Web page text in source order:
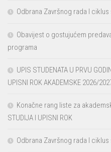
Odbrana Završnog rada I
Obavijest o gostujućem
programa
UPIS STUDENATA U PRVU
UPISNI ROK AKADEMSKE 2026/
Konačne rang liste za
STUDIJA I UPISNI ROK
Odbrana Završnog rada I